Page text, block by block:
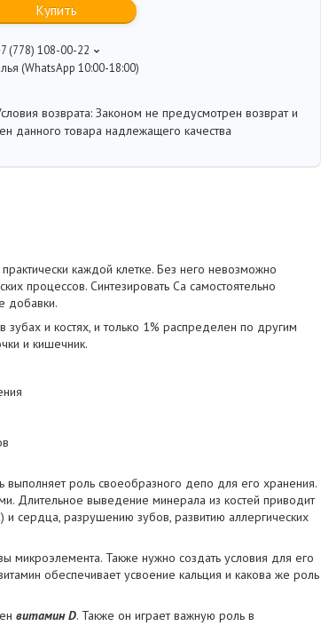
Купить
(778) 108-00-22
(WhatsApp 10:00-18:00)
Законом не предусмотрен возврат и
данного товара надлежащего качества
каждой клетке. Без него невозможно
процессов. Синтезировать Ca самостоятельно
добавки.
и костях, и только 1% распределен по другим
и кишечник.
выполняет роль своеобразного депо для его хранения.
Длительное выведение минерала из костей приводит
сердца, разрушению зубов, развитию аллергических
микроэлемента. Также нужно создать условия для его
обеспечивает усвоение кальция и какова же роль
витамин D. Также он играет важную роль в